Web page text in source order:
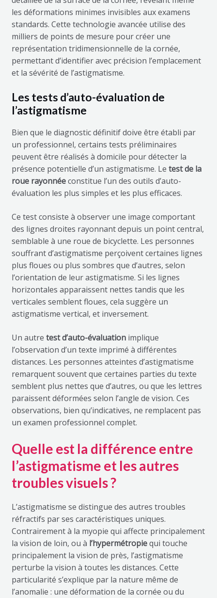
les déformations minimes invisibles aux examens
standards. Cette technologie avancée utilise des
milliers de points de mesure pour créer une
représentation tridimensionnelle de la cornée,
permettant d’identifier avec précision l’emplacement
et la sévérité de l’astigmatisme.
Les tests d’auto-évaluation de
l’astigmatisme
Bien que le diagnostic définitif doive être établi par
un professionnel, certains tests préliminaires
peuvent être réalisés à domicile pour détecter la
présence potentielle d’un astigmatisme. Le test de la
roue rayonnéeconstitue l’un des outils d’auto-
évaluation les plus simples et les plus efficaces.
Ce test consiste à observer une image comportant
des lignes droites rayonnant depuis un point central,
semblable à une roue de bicyclette. Les personnes
souffrant d’astigmatisme perçoivent certaines lignes
plus floues ou plus sombres que d’autres, selon
l’orientation de leur astigmatisme. Si les lignes
horizontales apparaissent nettes tandis que les
verticales semblent floues, cela suggère un
astigmatisme vertical, et inversement.
Un autre test d’auto-évaluationimplique
l’observation d’un texte imprimé à différentes
distances. Les personnes atteintes d’astigmatisme
remarquent souvent que certaines parties du texte
semblent plus nettes que d’autres, ou que les lettres
paraissent déformées selon l’angle de vision. Ces
observations, bien qu’indicatives, ne remplacent pas
un examen professionnel complet.
Quelle est la différence entre
l’astigmatisme et les autres
troubles visuels ?
L’astigmatisme se distingue des autres troubles
réfractifs par ses caractéristiques uniques.
Contrairement à la myopie qui affecte principalement
la vision de loin, ou à l’hypermétropiequi touche
principalement la vision de près, l’astigmatisme
perturbe la vision à toutes les distances. Cette
particularité s’explique par la nature même de
l’anomalie : une déformation de la cornée ou du